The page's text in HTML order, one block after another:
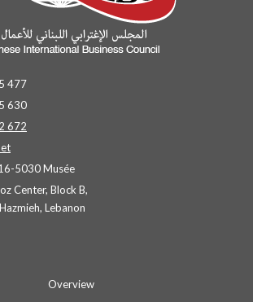
477
630
672
5030 Musée
Center, Block B,
Lebanon
Overview